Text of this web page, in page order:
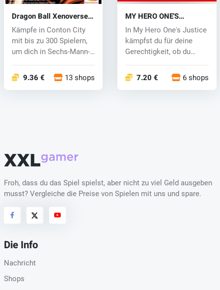
Dragon Ball Xenoverse 2
(Switch) key
Kämpfe in Conton City
mit bis zu 300 Spielern,
um dich in Sechs-Mann-
9.36 € 13 shops
MY HERO ONE'S
JUSTICE (Switch) key
In My Hero One's Justice
kämpfst du für deine
Gerechtigkeit, ob du
7.20 € 6 shops
Froh, dass du das Spiel spielst, aber nicht zu viel Geld ausgeben
musst? Vergleiche die Preise von Spielen mit uns und spare.
Die Info
Nachricht
Shops